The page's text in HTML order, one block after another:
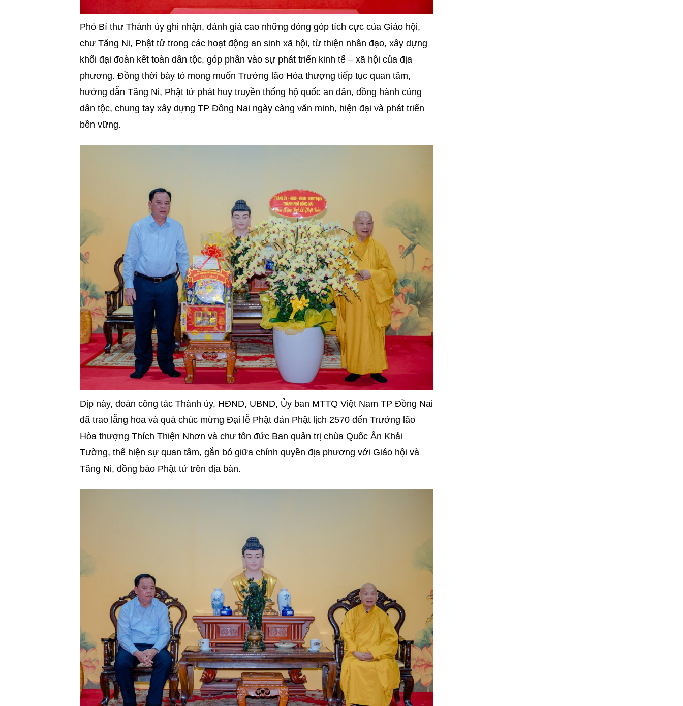
Phó Bí thư Thành ủy ghi nhận, đánh giá cao những đóng góp tích cực của Giáo hội,
chư Tăng Ni, Phật tử trong các hoạt động an sinh xã hội, từ thiện nhân đạo, xây dựng
khối đại đoàn kết toàn dân tộc, góp phần vào sự phát triển kinh tế – xã hội của địa
phương. Đồng thời bày tỏ mong muốn Trưởng lão Hòa thượng tiếp tục quan tâm,
hướng dẫn Tăng Ni, Phật tử phát huy truyền thống hộ quốc an dân, đồng hành cùng
dân tộc, chung tay xây dựng TP Đồng Nai ngày càng văn minh, hiện đại và phát triển
bền vững.
Dịp này, đoàn công tác Thành ủy, HĐND, UBND, Ủy ban MTTQ Việt Nam TP Đồng Nai
đã trao lẵng hoa và quà chúc mừng Đại lễ Phật đản Phật lịch 2570 đến Trưởng lão
Hòa thượng Thích Thiện Nhơn và chư tôn đức Ban quản trị chùa Quốc Ân Khải
Tường, thể hiện sự quan tâm, gắn bó giữa chính quyền địa phương với Giáo hội và
Tăng Ni, đồng bào Phật tử trên địa bàn.